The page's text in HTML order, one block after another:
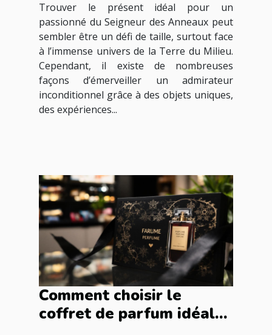
Anneaux ?
Trouver le présent idéal pour un
passionné du Seigneur des Anneaux peut
sembler être un défi de taille, surtout face
à l’immense univers de la Terre du Milieu.
Cependant, il existe de nombreuses
façons d’émerveiller un admirateur
inconditionnel grâce à des objets uniques,
des expériences...
Comment choisir le
coffret de parfum idéal